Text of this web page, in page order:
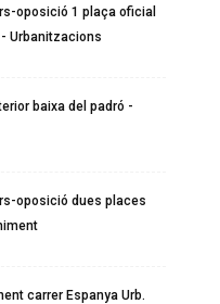
oposició 1 plaça oficial
Urbanitzacions
baixa del padró -
oposició dues places
carrer Espanya Urb.